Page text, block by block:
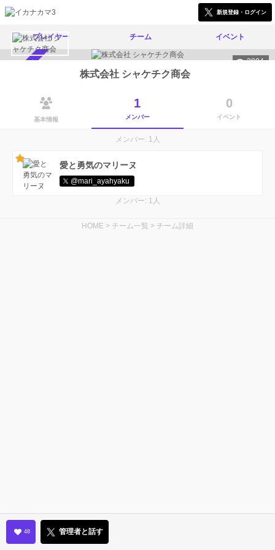
新規登録・ログイン
プレイヤー チーム イベント
3804
株式会社 シャケチク商会
基本情報
1
メンバー
0
イベント
メンバー: 1人
愛と勇気のマリーヌ
@mari_ayahyaku
メンバー: 1人
HOME > チーム一覧 > チーム詳細
48 管理者と話す